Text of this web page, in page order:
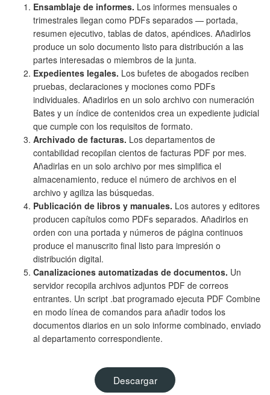
Ensamblaje de informes. Los informes mensuales o
trimestrales llegan como PDFs separados — portada,
resumen ejecutivo, tablas de datos, apéndices. Añadirlos
produce un solo documento listo para distribución a las
partes interesadas o miembros de la junta.
Expedientes legales. Los bufetes de abogados reciben
pruebas, declaraciones y mociones como PDFs
individuales. Añadirlos en un solo archivo con numeración
Bates y un índice de contenidos crea un expediente judicial
que cumple con los requisitos de formato.
Archivado de facturas. Los departamentos de
contabilidad recopilan cientos de facturas PDF por mes.
Añadirlas en un solo archivo por mes simplifica el
almacenamiento, reduce el número de archivos en el
archivo y agiliza las búsquedas.
Publicación de libros y manuales. Los autores y editores
producen capítulos como PDFs separados. Añadirlos en
orden con una portada y números de página continuos
produce el manuscrito final listo para impresión o
distribución digital.
Canalizaciones automatizadas de documentos. Un
servidor recopila archivos adjuntos PDF de correos
entrantes. Un script .bat programado ejecuta PDF Combine
en modo línea de comandos para añadir todos los
documentos diarios en un solo informe combinado, enviado
al departamento correspondiente.
Descargar